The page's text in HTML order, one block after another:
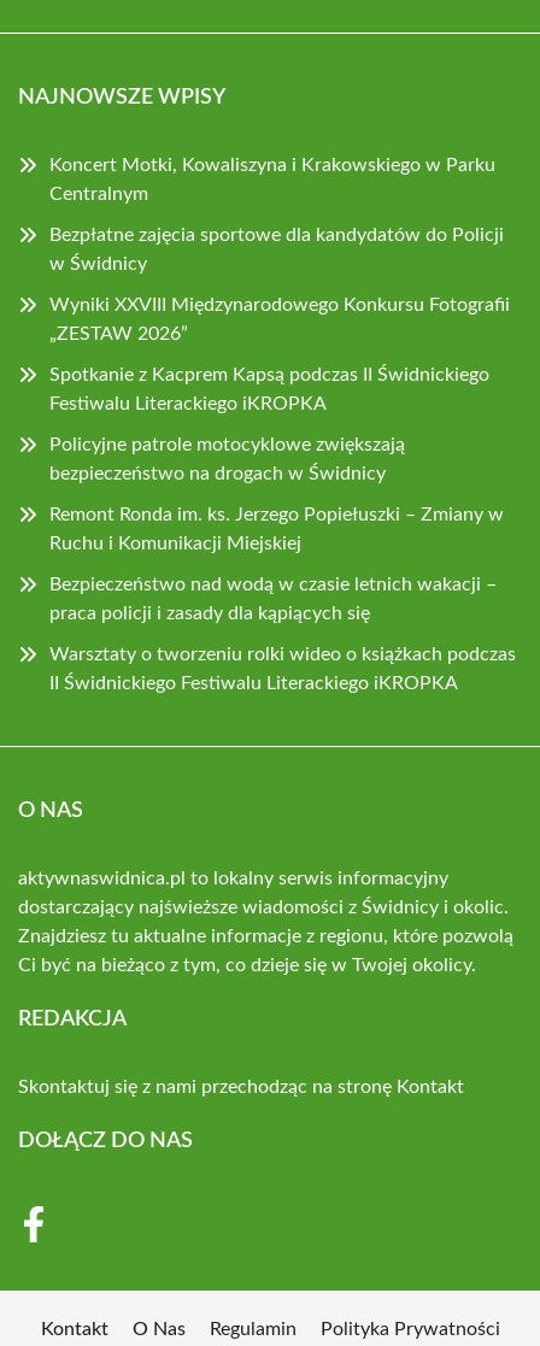
NAJNOWSZE WPISY
Koncert Motki, Kowaliszyna i Krakowskiego w Parku
Centralnym
Bezpłatne zajęcia sportowe dla kandydatów do Policji
w Świdnicy
Wyniki XXVIII Międzynarodowego Konkursu Fotografii
„ZESTAW 2026”
Spotkanie z Kacprem Kapsą podczas II Świdnickiego
Festiwalu Literackiego iKROPKA
Policyjne patrole motocyklowe zwiększają
bezpieczeństwo na drogach w Świdnicy
Remont Ronda im. ks. Jerzego Popiełuszki – Zmiany w
Ruchu i Komunikacji Miejskiej
Bezpieczeństwo nad wodą w czasie letnich wakacji –
praca policji i zasady dla kąpiących się
Warsztaty o tworzeniu rolki wideo o książkach podczas
II Świdnickiego Festiwalu Literackiego iKROPKA
O NAS
aktywnaswidnica.pl to lokalny serwis informacyjny
dostarczający najświeższe wiadomości z Świdnicy i okolic.
Znajdziesz tu aktualne informacje z regionu, które pozwolą
Ci być na bieżąco z tym, co dzieje się w Twojej okolicy.
REDAKCJA
Skontaktuj się z nami przechodząc na stronę Kontakt
DOŁĄCZ DO NAS
Kontakt O Nas Regulamin Polityka Prywatności